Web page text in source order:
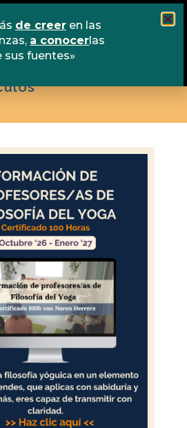
Contacto
de creeren las
a conocerlas
sus fuentes»